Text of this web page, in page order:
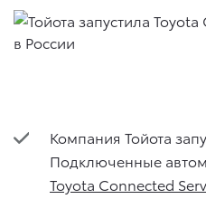
Компания Тойота
Подключенные
Toyota Connected